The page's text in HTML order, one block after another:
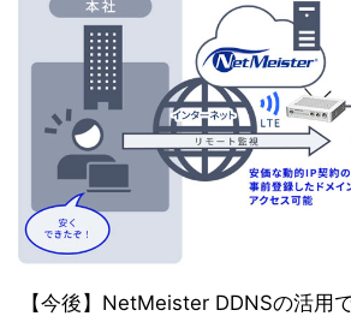
【今後】NetMeister DDNSの活用